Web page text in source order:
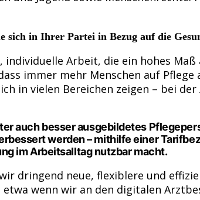
sich in Ihrer Partei in Bezug auf die
individuelle Arbeit, die ein hohes
immer mehr Menschen auf
in vielen Bereichen zeigen – bei
auch besser ausgebildetes
werden – mithilfe einer
im Arbeitsalltag nutzbar macht.
dringend neue, flexiblere und
wenn wir an den digitalen